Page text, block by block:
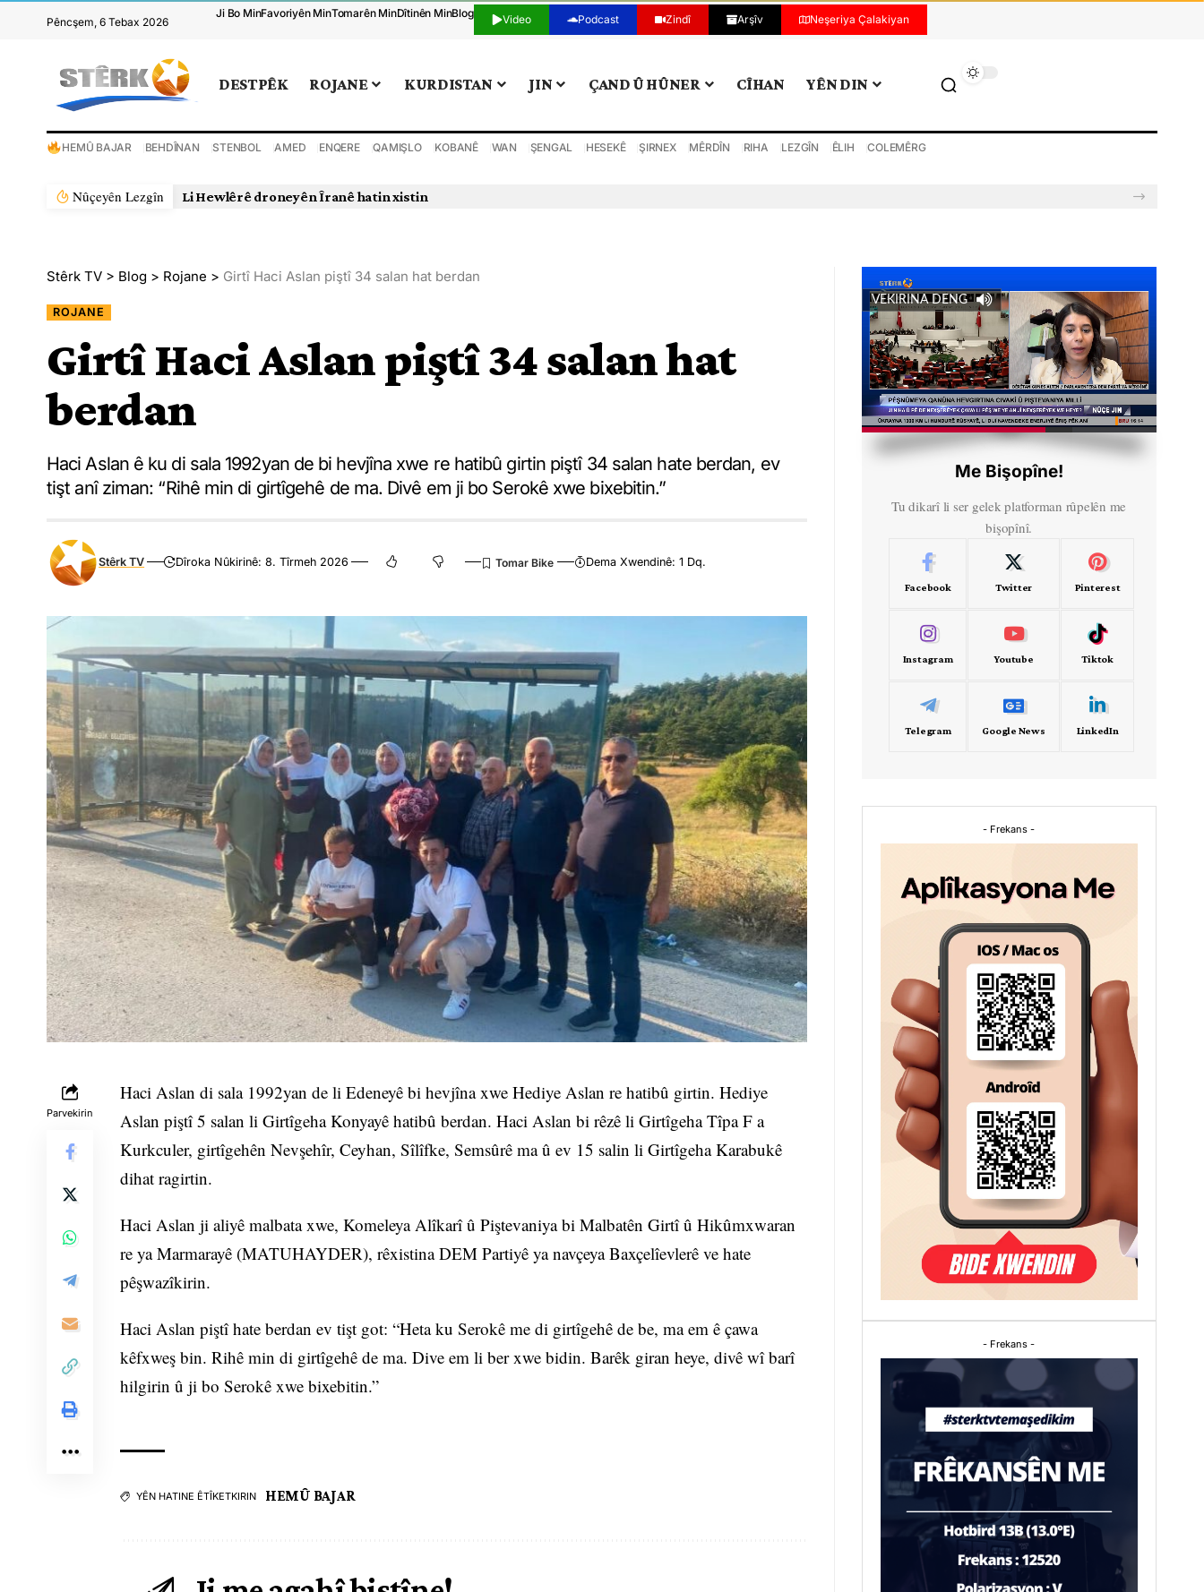
Pêncşem, 6 Tebax 2026
Ji Bo MinFavoriyên MinTomarên MinDîtinên MinBlog Video Podcast Zindî Arşîv Neşeriya Çalakiyan
DESTPÊK ROJANE KURDISTAN JIN ÇAND Û HÛNER CÎHAN YÊN DIN
HEMÛ BAJAR BEHDÎNAN STENBOL AMED ENQERE QAMIŞLO KOBANÊ WAN ŞENGAL HESEKÊ ŞIRNEX MÊRDÎN RIHA LEZGÎN ÊLIH COLEMÊRG
Nûçeyên Lezgîn
Stêrk TV > Blog > Rojane > Girtî Haci Aslan piştî 34 salan hat berdan
ROJANE
Girtî Haci Aslan piştî 34 salan hat
berdan
Haci Aslan ê ku di sala 1992yan de bi hevjîna xwe re hatibû girtin piştî 34 salan hate berdan, ev
tişt anî ziman: “Rihê min di girtîgehê de ma. Divê em ji bo Serokê xwe bixebitin.”
Stêrk TV Dîroka Nûkirinê: 8. Tîrmeh 2026 Dema Xwendinê: 1 Dq.
Parvekirin
Haci Aslan di sala 1992yan de li Edeneyê bi hevjîna xwe Hediye Aslan re hatibû girtin. Hediye
Aslan piştî 5 salan li Girtîgeha Konyayê hatibû berdan. Haci Aslan bi rêzê li Girtîgeha Tîpa F a
Kurkculer, girtîgehên Nevşehîr, Ceyhan, Sîlîfke, Semsûrê ma û ev 15 salin li Girtîgeha Karabukê
dihat ragirtin.
Haci Aslan ji aliyê malbata xwe, Komeleya Alîkarî û Piştevaniya bi Malbatên Girtî û Hikûmxwaran
re ya Marmarayê (MATUHAYDER), rêxistina DEM Partiyê ya navçeya Baxçelîevlerê ve hate
pêşwazîkirin.
Haci Aslan piştî hate berdan ev tişt got: “Heta ku Serokê me di girtîgehê de be, ma em ê çawa
kêfxweş bin. Rihê min di girtîgehê de ma. Dive em li ber xwe bidin. Barêk giran heye, divê wî barî
hilgirin û ji bo Serokê xwe bixebitin.”
YÊN HATINE ÊTÎKETKIRIN HEMÛ BAJAR
VEKIRINA DENG
Me Bişopîne!
Tu dikarî li ser gelek platforman rûpelên me
bişopînî.
Facebook Twitter Pinterest
Instagram Youtube Tiktok
Telegram Google News LinkedIn
- Frekans -
- Frekans -